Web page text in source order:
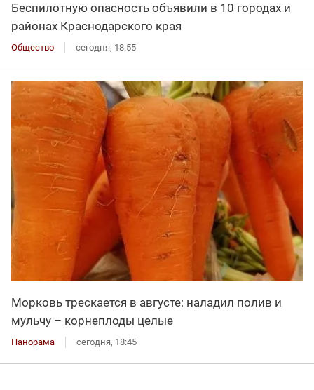
Беспилотную опасность объявили в 10 городах и
районах Краснодарского края
Общество сегодня, 18:55
Морковь трескается в августе: наладил полив и
мульчу – корнеплоды целые
Панорама сегодня, 18:45